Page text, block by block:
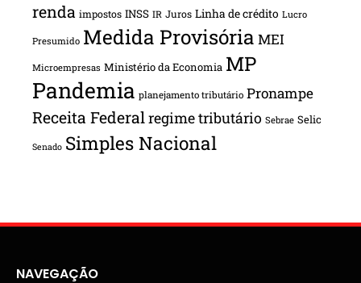
renda impostos INSS IR Juros Linha de crédito Lucro
Presumido Medida Provisória MEI
Microempresas Ministério da Economia MP
Pandemia planejamento tributário Pronampe
Receita Federalregime tributário Sebrae Selic
Senado Simples Nacional
NAVEGAÇÃO